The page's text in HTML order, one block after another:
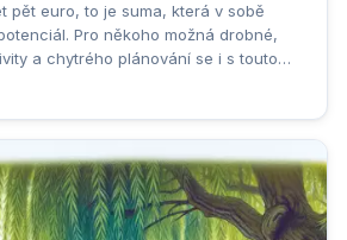
pět euro, to je suma, která v sobě
Pro někoho možná drobné,
a chytrého plánování se i s touto
Dvacet pět euro, to je vstupenka do